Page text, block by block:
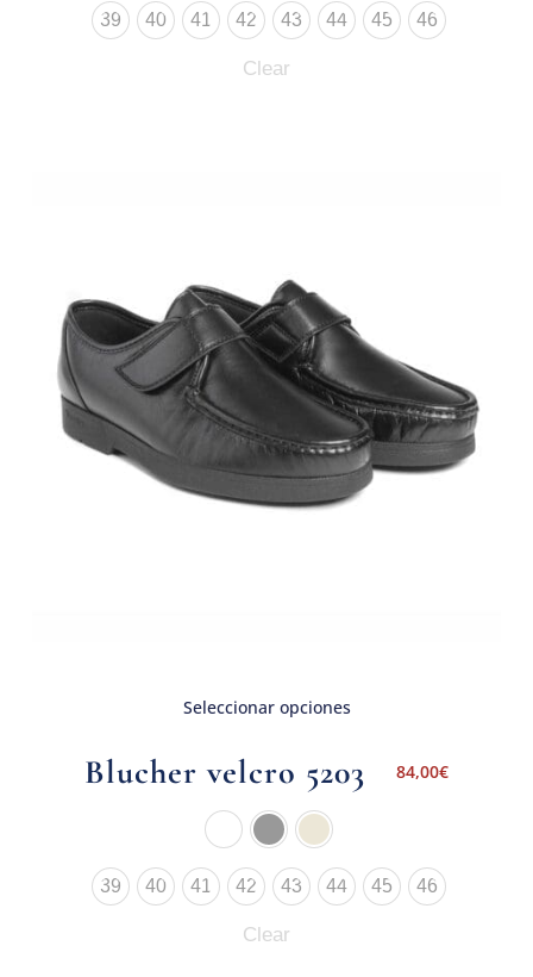
39 40 41 42 43 44 45 46
Clear
Seleccionar opciones
Blucher velcro 5203 84,00€
39 40 41 42 43 44 45 46
Clear